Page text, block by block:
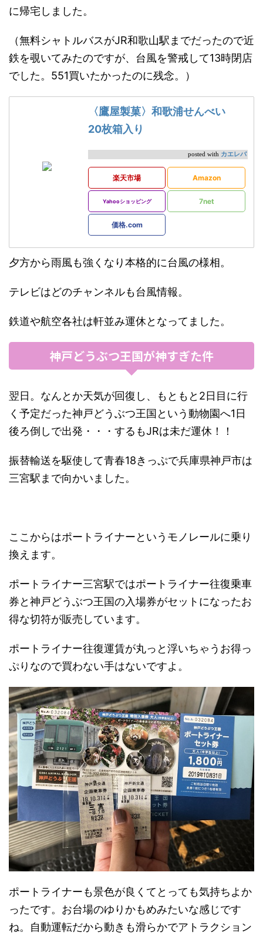
に帰宅しました。
（無料シャトルバスがJR和歌山駅までだったので近
鉄を覗いてみたのですが、台風を警戒して13時閉店
でした。551買いたかったのに残念。）
〈鷹屋製菓〉和歌浦せんべい
20枚箱入り
posted with カエレバ
楽天市場 Amazon
Yahooショッピング 7net
価格.com
夕方から雨風も強くなり本格的に台風の様相。
テレビはどのチャンネルも台風情報。
鉄道や航空各社は軒並み運休となってました。
神戸どうぶつ王国が神すぎた件
翌日。なんとか天気が回復し、もともと2日目に行
く予定だった神戸どうぶつ王国という動物園へ1日
後ろ倒しで出発・・・するもJRは未だ運休！！
振替輸送を駆使して青春18きっぷで兵庫県神戸市は
三宮駅まで向かいました。
ここからはポートライナーというモノレールに乗り
換えます。
ポートライナー三宮駅ではポートライナー往復乗車
券と神戸どうぶつ王国の入場券がセットになったお
得な切符が販売しています。
ポートライナー往復運賃が丸っと浮いちゃうお得っ
ぷりなので買わない手はないですよ。
ポートライナーも景色が良くてとっても気持ちよか
ったです。お台場のゆりかもめみたいな感じです
ね。自動運転だから動きも滑らかでアトラクション